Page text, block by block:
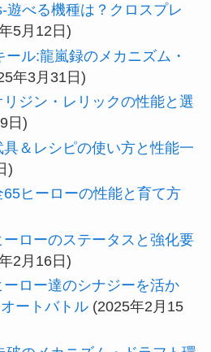
遊べる機種は？クロスプレ
5月12日)
ル:龍嵐録のメカニズム・
年3月31日)
ジン・レリックの性能と選
日)
＆レシピの使い方と性能一
)
ヒーローの性能と育て方
ローのステータスと強化要
2月16日)
ロー達のシナジーを活か
ートバトル (2025年2月15